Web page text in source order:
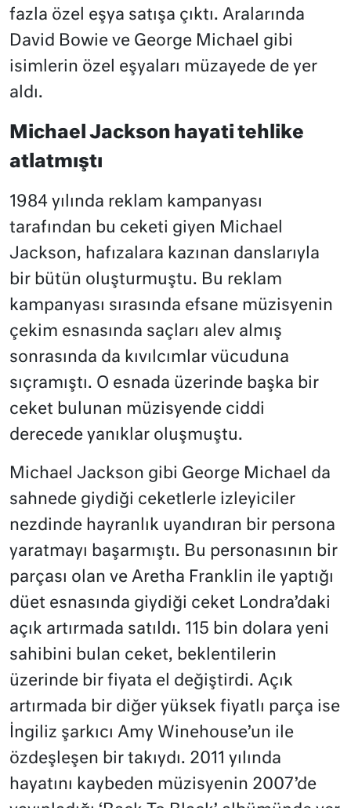
fazla özel eşya satışa çıktı. Aralarında
David Bowie ve George Michael gibi
isimlerin özel eşyaları müzayede de yer
aldı.
Michael Jackson hayati tehlike
atlatmıştı
1984 yılında reklam kampanyası
tarafından bu ceketi giyen Michael
Jackson, hafızalara kazınan danslarıyla
bir bütün oluşturmuştu. Bu reklam
kampanyası sırasında efsane müzisyenin
çekim esnasında saçları alev almış
sonrasında da kıvılcımlar vücuduna
sıçramıştı. O esnada üzerinde başka bir
ceket bulunan müzisyende ciddi
derecede yanıklar oluşmuştu.
Michael Jackson gibi George Michael da
sahnede giydiği ceketlerle izleyiciler
nezdinde hayranlık uyandıran bir persona
yaratmayı başarmıştı. Bu personasının bir
parçası olan ve Aretha Franklin ile yaptığı
düet esnasında giydiği ceket Londra’daki
açık artırmada satıldı. 115 bin dolara yeni
sahibini bulan ceket, beklentilerin
üzerinde bir fiyata el değiştirdi. Açık
artırmada bir diğer yüksek fiyatlı parça ise
İngiliz şarkıcı Amy Winehouse’un ile
özdeşleşen bir takıydı. 2011 yılında
hayatını kaybeden müzisyenin 2007’de